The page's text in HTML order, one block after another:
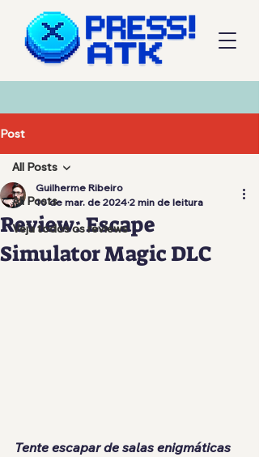
Post
All Posts
Veja todos os reviews
All Posts
Review: Escape
Simulator Magic DLC
Guilherme Ribeiro
10 de mar. de 2024 2 min de leitura
Tente escapar de salas enigmáticas